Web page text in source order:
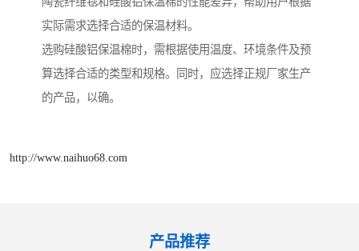
实际需求选择合适的保温材料。
选购硅酸铝保温棉时，需根据使用温度、环境条件及预
算选择合适的类型和规格。同时，应选择正规厂家生产
的产品，以确。
http://www.naihuo68.com
产品推荐